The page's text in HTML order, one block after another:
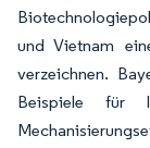
und Vietnam
verzeichnen.
Beispiele für